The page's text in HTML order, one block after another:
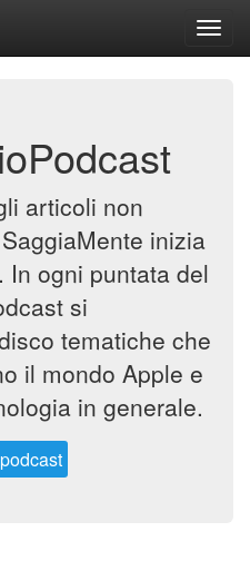
articoli non
inizia
In ogni puntata del
si
tematiche che
il mondo Apple e
in generale.